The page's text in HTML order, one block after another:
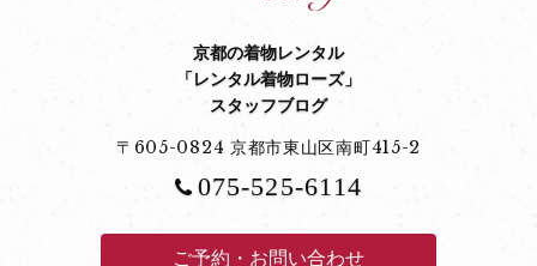
京都の着物レンタル
「レンタル着物ローズ」
スタッフブログ
〒605-0824 京都市東山区南町415-2
075-525-6114
ご予約・お問い合わせ